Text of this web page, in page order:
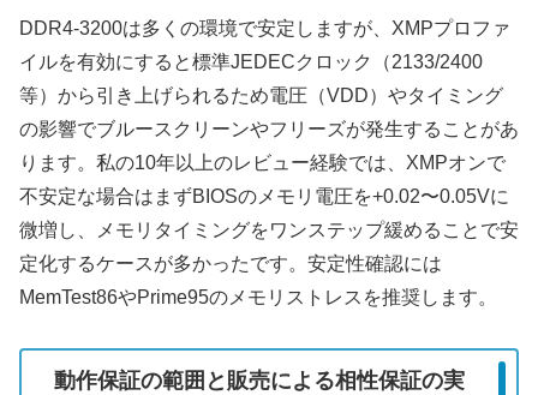
DDR4-3200は多くの環境で安定しますが、XMPプロファ
イルを有効にすると標準JEDECクロック（2133/2400
等）から引き上げられるため電圧（VDD）やタイミング
の影響でブルースクリーンやフリーズが発生することがあ
ります。私の10年以上のレビュー経験では、XMPオンで
不安定な場合はまずBIOSのメモリ電圧を+0.02〜0.05Vに
微増し、メモリタイミングをワンステップ緩めることで安
定化するケースが多かったです。安定性確認には
MemTest86やPrime95のメモリストレスを推奨します。
動作保証の範囲と販売による相性保証の実